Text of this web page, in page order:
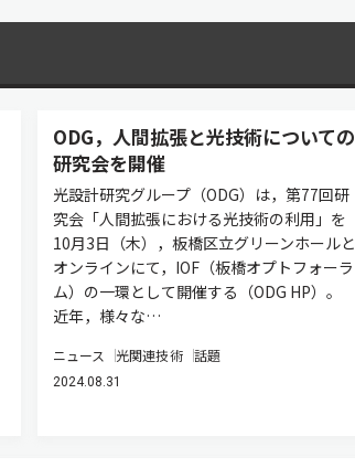
ODG，人間拡張と光技術についての
研究会を開催
光設計研究グループ（ODG）は，第77回研
究会「人間拡張における光技術の利用」を
10月3日（木），板橋区立グリーンホールと
オンラインにて，IOF（板橋オプトフォーラ
ム）の一環として開催する（ODG HP）。
近年，様々な…
ニュース 光関連技術 話題
2024.08.31